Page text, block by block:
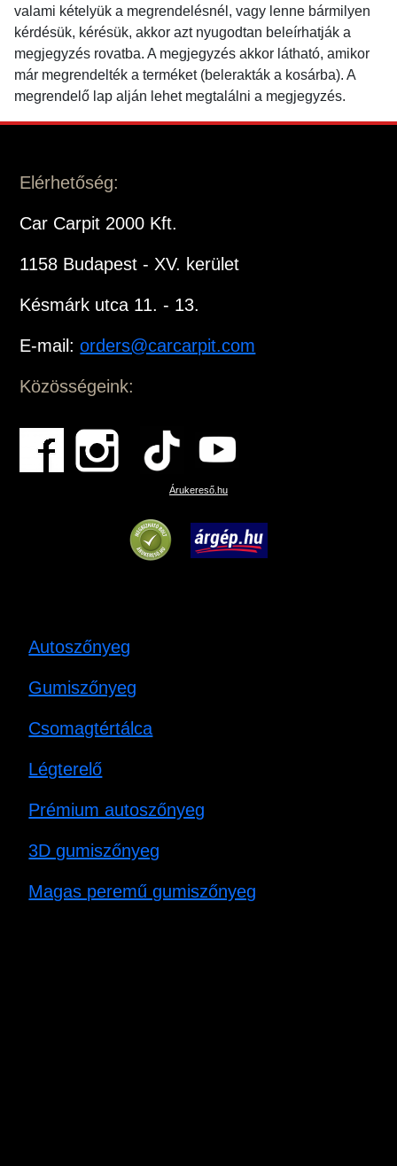
valami kételyük a megrendelésnél, vagy lenne bármilyen
kérdésük, kérésük, akkor azt nyugodtan beleírhatják a
megjegyzés rovatba. A megjegyzés akkor látható, amikor
már megrendelték a terméket (belerakták a kosárba). A
megrendelő lap alján lehet megtalálni a megjegyzés.
Elérhetőség:
Car Carpit 2000 Kft.
1158 Budapest - XV. kerület
Késmárk utca 11. - 13.
E-mail:orders@carcarpit.com
Közösségeink:
Árukereső.hu
Autoszőnyeg
Gumiszőnyeg
Csomagtértálca
Légterelő
Prémium autoszőnyeg
3D gumiszőnyeg
Magas peremű gumiszőnyeg